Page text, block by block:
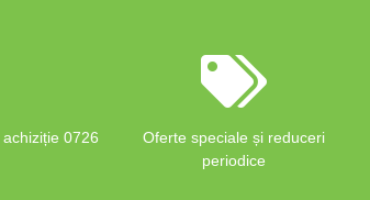
0726
Oferte speciale și reduceri
periodice